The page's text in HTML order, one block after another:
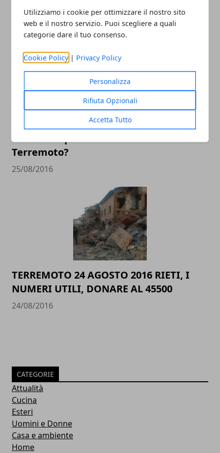
Utilizziamo i cookie per ottimizzare il nostro sito
web e il nostro servizio. Puoi scegliere a quali
categorie dare il tuo consenso.
Cookie Policy | Privacy Policy
Personalizza
Rifiuta Opzionali
Accetta Tutto
stringendo la mano ai familiari
30/08/2016
Come Comportarsi In Caso Di
Terremoto?
25/08/2016
TERREMOTO 24 AGOSTO 2016 RIETI, I
NUMERI UTILI, DONARE AL 45500
24/08/2016
CATEGORIE
Attualità
Cucina
Esteri
Uomini e Donne
Casa e ambiente
Home